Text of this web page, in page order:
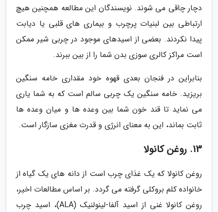
دچار چاقی می شوند. نویسندگان این مطالعه همچنین هیچ
ارتباطی بین لبنیات پرچرب و بیماری های قلبی یا دیابت
پیدا نکردند. بعضی از اسیدهای موجود در چربی شیر ممکن
است مراکز کالری سوزی بدن شما را از بین ببرند.
بنابراین در فنجان بعدی قهوه خود مقداری خامه سنگین
بریزید. خامه سنگین یک چربی سالم است که به شما یاری
می نماید تا قند خون شما بین وعده ها و میان وعده ها
ثابت بماند، این به معنای انرژی و قدرت مغزی سازگار است.
13. روغن کانولا
روغن کانولا که یک غذای چرب است از دانه های یک گیاه از
خانواده کلم بروکلی گرفته می گردد. بر اساس مطالعات اخیر،
روغن کانولا غنی از اسید آلفا-لینولنیک (ALA)، اسید چرب